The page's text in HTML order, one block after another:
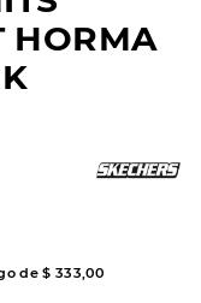
HORMA
de$ 333 ,00
mujer
dama